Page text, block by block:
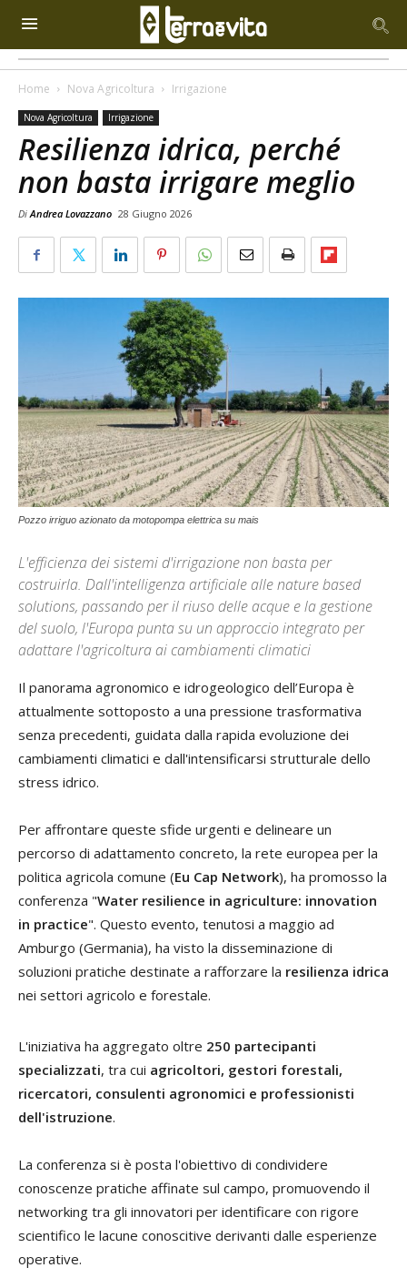
Home Nova Agricoltura Irrigazione
Nova Agricoltura Irrigazione
Resilienza idrica, perché
non basta irrigare meglio
DiAndrea Lovazzano 28 Giugno 2026
Pozzo irriguo azionato da motopompa elettrica su mais
L'efficienza dei sistemi d'irrigazione non basta per
costruirla. Dall'intelligenza artificiale alle nature based
solutions, passando per il riuso delle acque e la gestione
del suolo, l'Europa punta su un approccio integrato per
adattare l'agricoltura ai cambiamenti climatici
Il panorama agronomico e idrogeologico dell’Europa è
attualmente sottoposto a una pressione trasformativa
senza precedenti, guidata dalla rapida evoluzione dei
cambiamenti climatici e dall'intensificarsi strutturale dello
stress idrico.
Per affrontare queste sfide urgenti e delineare un
percorso di adattamento concreto, la rete europea per la
politica agricola comune (Eu Cap Network), ha promosso la
conferenza "Water resilience in agriculture: innovation
in practice". Questo evento, tenutosi a maggio ad
Amburgo (Germania), ha visto la disseminazione di
soluzioni pratiche destinate a rafforzare la resilienza idrica
nei settori agricolo e forestale.
L'iniziativa ha aggregato oltre 250 partecipanti
specializzati, tra cui agricoltori, gestori forestali,
ricercatori, consulenti agronomici e professionisti
dell'istruzione.
La conferenza si è posta l'obiettivo di condividere
conoscenze pratiche affinate sul campo, promuovendo il
networking tra gli innovatori per identificare con rigore
scientifico le lacune conoscitive derivanti dalle esperienze
operative.